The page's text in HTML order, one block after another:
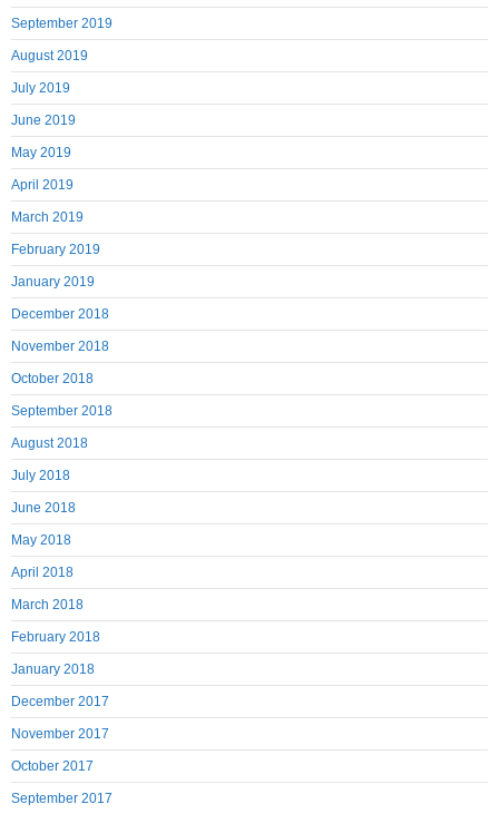
September 2019
August 2019
July 2019
June 2019
May 2019
April 2019
March 2019
February 2019
January 2019
December 2018
November 2018
October 2018
September 2018
August 2018
July 2018
June 2018
May 2018
April 2018
March 2018
February 2018
January 2018
December 2017
November 2017
October 2017
September 2017